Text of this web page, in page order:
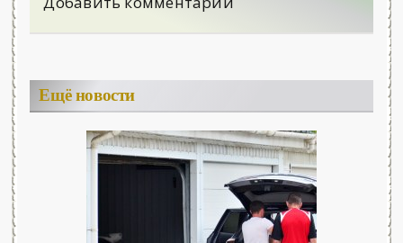
Ещё новости